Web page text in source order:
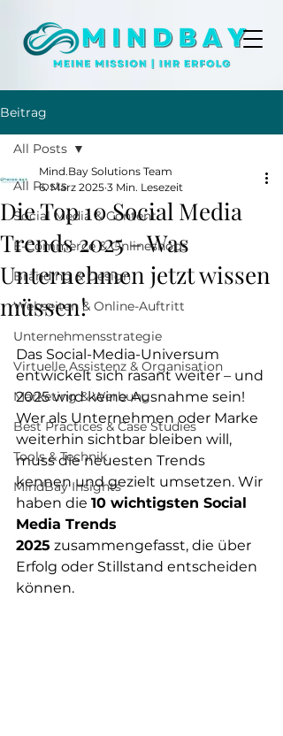
Beitrag
All Posts
Social Media & Content
E-Commerce & Onlineshops
Branding & Design
Webseiten & Online-Auftritt
Unternehmensstrategie
Virtuelle Assistenz & Organisation
Marketing & Werbung
Best Practices & Case Studies
Tools & Technik
MindBay Insights
All Posts
Die Top 10 Social Media
Trends 2025 – Was
Unternehmen jetzt wissen
müssen!
Mind.Bay Solutions Team
6. März 2025 3 Min. Lesezeit
Das Social-Media-Universum
entwickelt sich rasant weiter – und
2025 wird keine Ausnahme sein!
Wer als Unternehmen oder Marke
weiterhin sichtbar bleiben will,
muss die neuesten Trends
kennen und gezielt umsetzen. Wir
haben die 10 wichtigsten Social
Media Trends
2025 zusammengefasst, die über
Erfolg oder Stillstand entscheiden
können.